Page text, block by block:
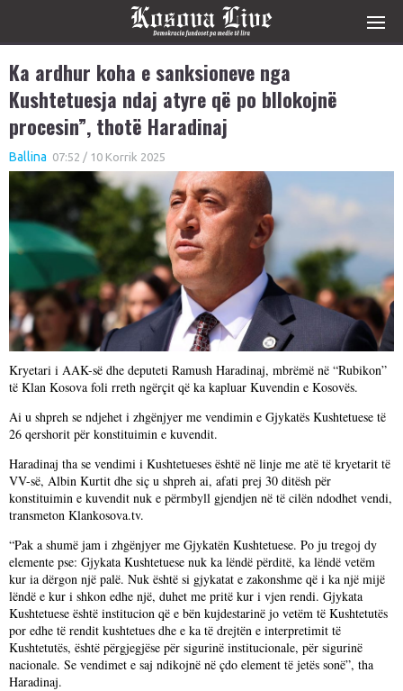
Ka ardhur koha e sanksioneve nga
Kushtetuesja ndaj atyre që po bllokojnë
procesin”, thotë Haradinaj
Ballina 07:52 / 10 Korrik 2025
Kryetari i AAK-së dhe deputeti Ramush Haradinaj, mbrëmë në “Rubikon”
të Klan Kosova foli rreth ngërçit që ka kapluar Kuvendin e Kosovës.
Ai u shpreh se ndjehet i zhgënjyer me vendimin e Gjykatës Kushtetuese të
26 qershorit për konstituimin e kuvendit.
Haradinaj tha se vendimi i Kushtetueses është në linje me atë të kryetarit të
VV-së, Albin Kurtit dhe siç u shpreh ai, afati prej 30 ditësh për
konstituimin e kuvendit nuk e përmbyll gjendjen në të cilën ndodhet vendi,
transmeton Klankosova.tv.
“Pak a shumë jam i zhgënjyer me Gjykatën Kushtetuese. Po ju tregoj dy
elemente pse: Gjykata Kushtetuese nuk ka lëndë përditë, ka lëndë vetëm
kur ia dërgon një palë. Nuk është si gjykatat e zakonshme që i ka një mijë
lëndë e kur i shkon edhe një, duhet me pritë kur i vjen rendi. Gjykata
Kushtetuese është institucion që e bën kujdestarinë jo vetëm të Kushtetutës
por edhe të rendit kushtetues dhe e ka të drejtën e interpretimit të
Kushtetutës, është përgjegjëse për sigurinë institucionale, për sigurinë
nacionale. Se vendimet e saj ndikojnë në çdo element të jetës sonë”, tha
Haradinaj.